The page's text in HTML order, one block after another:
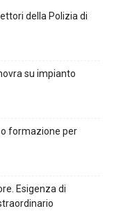
della Polizia di
su impianto
formazione per
Esigenza di